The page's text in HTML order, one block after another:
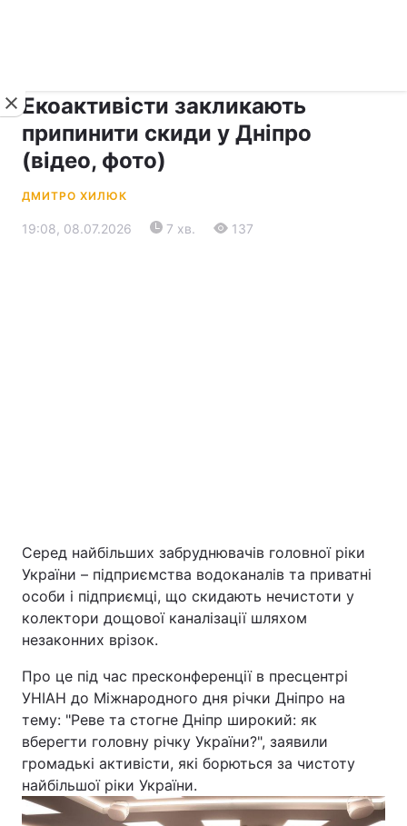
Головна Війна
Україна
Економіка Світ
Екологія
РЕГІОНИ
Екоактивісти закликають
припинити скиди у Дніпро
(відео, фото)
ДМИТРО ХИЛЮК
19:08, 08.07.2026 7 хв. 137
Серед найбільших забруднювачів головної ріки
України – підприємства водоканалів та приватні
особи і підприємці, що скидають нечистоти у
колектори дощової каналізації шляхом
незаконних врізок.
Про це під час пресконференції в пресцентрі
УНІАН до Міжнародного дня річки Дніпро на
тему: "Реве та стогне Дніпр широкий: як
вберегти головну річку України?", заявили
громадькі активісти, які борються за чистоту
найбільшої ріки України.